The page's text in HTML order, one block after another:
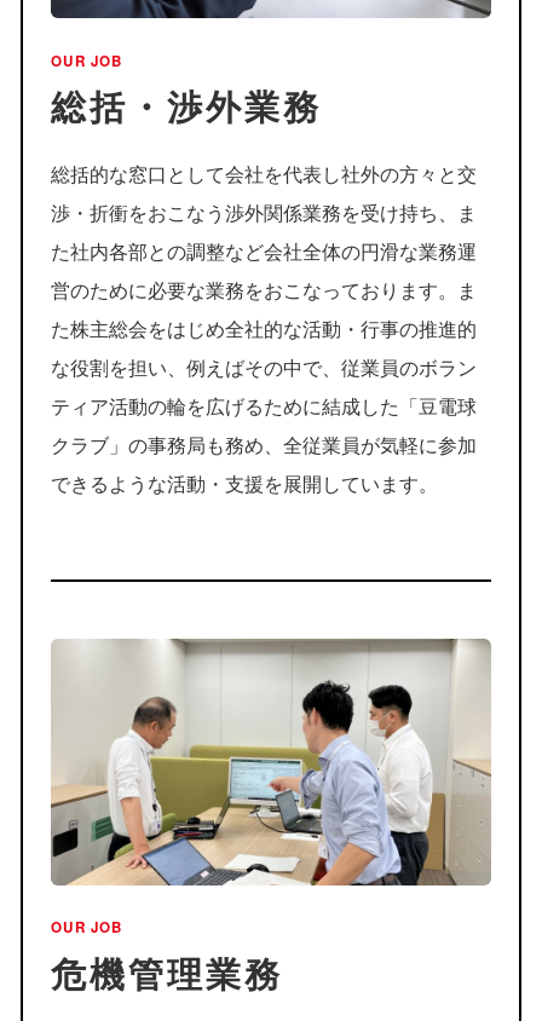
OUR JOB
総括・渉外業務
総括的な窓口として会社を代表し社外の方々と交
渉・折衝をおこなう渉外関係業務を受け持ち、ま
た社内各部との調整など会社全体の円滑な業務運
営のために必要な業務をおこなっております。ま
た株主総会をはじめ全社的な活動・行事の推進的
な役割を担い、例えばその中で、従業員のボラン
ティア活動の輪を広げるために結成した「豆電球
クラブ」の事務局も務め、全従業員が気軽に参加
できるような活動・支援を展開しています。
OUR JOB
危機管理業務